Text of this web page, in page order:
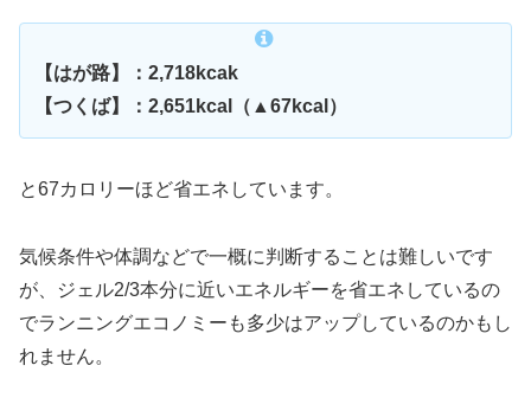
【はが路】：2,718kcak
【つくば】：2,651kcal（▲67kcal）
と67カロリーほど省エネしています。
気候条件や体調などで一概に判断することは難しいです
が、ジェル2/3本分に近いエネルギーを省エネしているの
でランニングエコノミーも多少はアップしているのかもし
れません。